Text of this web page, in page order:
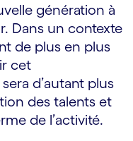
génération à
Dans un contexte
de plus en plus
cet
d’autant plus
des talents et
de l’activité.